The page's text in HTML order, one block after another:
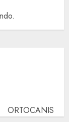
ORTOCANIS